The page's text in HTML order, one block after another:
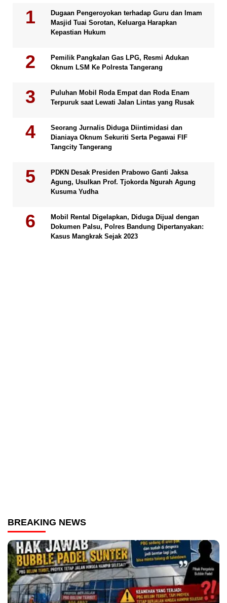
Dugaan Pengeroyokan terhadap Guru dan Imam
Masjid Tuai Sorotan, Keluarga Harapkan
Kepastian Hukum
Pemilik Pangkalan Gas LPG, Resmi Adukan
Oknum LSM Ke Polresta Tangerang
Puluhan Mobil Roda Empat dan Roda Enam
Terpuruk saat Lewati Jalan Lintas yang Rusak
Seorang Jurnalis Diduga Diintimidasi dan
Dianiaya Oknum Sekuriti Serta Pegawai FIF
Tangcity Tangerang
PDKN Desak Presiden Prabowo Ganti Jaksa
Agung, Usulkan Prof. Tjokorda Ngurah Agung
Kusuma Yudha
Mobil Rental Digelapkan, Diduga Dijual dengan
Dokumen Palsu, Polres Bandung Dipertanyakan:
Kasus Mangkrak Sejak 2023
BREAKING NEWS